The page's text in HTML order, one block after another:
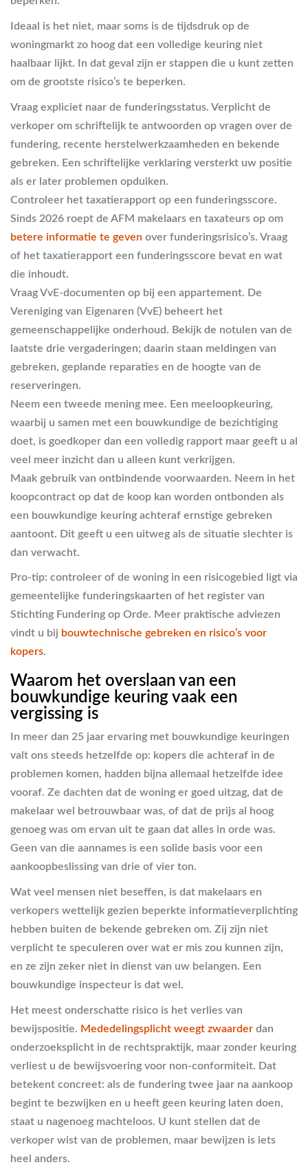
Ideaal is het niet, maar soms is de tijdsdruk op de
woningmarkt zo hoog dat een volledige keuring niet
haalbaar lijkt. In dat geval zijn er stappen die u kunt zetten
om de grootste risico’s te beperken.
Vraag expliciet naar de funderingsstatus. Verplicht de
verkoper om schriftelijk te antwoorden op vragen over de
fundering, recente herstelwerkzaamheden en bekende
gebreken. Een schriftelijke verklaring versterkt uw positie
als er later problemen opduiken.
Controleer het taxatierapport op een funderingsscore.
Sinds 2026 roept de AFM makelaars en taxateurs op om
betere informatie te geven over funderingsrisico’s. Vraag
of het taxatierapport een funderingsscore bevat en wat
die inhoudt.
Vraag VvE-documenten op bij een appartement. De
Vereniging van Eigenaren (VvE) beheert het
gemeenschappelijke onderhoud. Bekijk de notulen van de
laatste drie vergaderingen; daarin staan meldingen van
gebreken, geplande reparaties en de hoogte van de
reserveringen.
Neem een tweede mening mee. Een meeloopkeuring,
waarbij u samen met een bouwkundige de bezichtiging
doet, is goedkoper dan een volledig rapport maar geeft u al
veel meer inzicht dan u alleen kunt verkrijgen.
Maak gebruik van ontbindende voorwaarden. Neem in het
koopcontract op dat de koop kan worden ontbonden als
een bouwkundige keuring achteraf ernstige gebreken
aantoont. Dit geeft u een uitweg als de situatie slechter is
dan verwacht.
Pro-tip: controleer of de woning in een risicogebied ligt via
gemeentelijke funderingskaarten of het register van
Stichting Fundering op Orde. Meer praktische adviezen
vindt u bij bouwtechnische gebreken en risico’s voor
kopers.
Waarom het overslaan van een
bouwkundige keuring vaak een
vergissing is
In meer dan 25 jaar ervaring met bouwkundige keuringen
valt ons steeds hetzelfde op: kopers die achteraf in de
problemen komen, hadden bijna allemaal hetzelfde idee
vooraf. Ze dachten dat de woning er goed uitzag, dat de
makelaar wel betrouwbaar was, of dat de prijs al hoog
genoeg was om ervan uit te gaan dat alles in orde was.
Geen van die aannames is een solide basis voor een
aankoopbeslissing van drie of vier ton.
Wat veel mensen niet beseffen, is dat makelaars en
verkopers wettelijk gezien beperkte informatieverplichting
hebben buiten de bekende gebreken om. Zij zijn niet
verplicht te speculeren over wat er mis zou kunnen zijn,
en ze zijn zeker niet in dienst van uw belangen. Een
bouwkundige inspecteur is dat wel.
Het meest onderschatte risico is het verlies van
bewijspositie. Mededelingsplicht weegt zwaarder dan
onderzoeksplicht in de rechtspraktijk, maar zonder keuring
verliest u de bewijsvoering voor non-conformiteit. Dat
betekent concreet: als de fundering twee jaar na aankoop
begint te bezwijken en u heeft geen keuring laten doen,
staat u nagenoeg machteloos. U kunt stellen dat de
verkoper wist van de problemen, maar bewijzen is iets
heel anders.